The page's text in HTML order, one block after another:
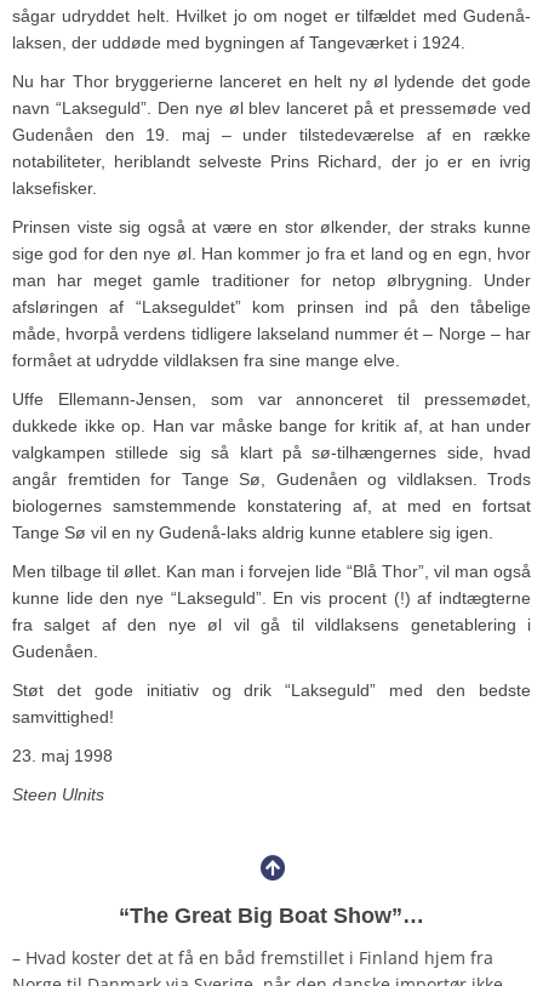
sågar udryddet helt. Hvilket jo om noget er tilfældet med Gudenå-
laksen, der uddøde med bygningen af Tangeværket i 1924.
Nu har Thor bryggerierne lanceret en helt ny øl lydende det gode
navn “Lakseguld”. Den nye øl blev lanceret på et pressemøde ved
Gudenåen den 19. maj – under tilstedeværelse af en række
notabiliteter, heriblandt selveste Prins Richard, der jo er en ivrig
laksefisker.
Prinsen viste sig også at være en stor ølkender, der straks kunne
sige god for den nye øl. Han kommer jo fra et land og en egn, hvor
man har meget gamle traditioner for netop ølbrygning. Under
afsløringen af “Lakseguldet” kom prinsen ind på den tåbelige
måde, hvorpå verdens tidligere lakseland nummer ét – Norge – har
formået at udrydde vildlaksen fra sine mange elve.
Uffe Ellemann-Jensen, som var annonceret til pressemødet,
dukkede ikke op. Han var måske bange for kritik af, at han under
valgkampen stillede sig så klart på sø-tilhængernes side, hvad
angår fremtiden for Tange Sø, Gudenåen og vildlaksen. Trods
biologernes samstemmende konstatering af, at med en fortsat
Tange Sø vil en ny Gudenå-laks aldrig kunne etablere sig igen.
Men tilbage til øllet. Kan man i forvejen lide “Blå Thor”, vil man også
kunne lide den nye “Lakseguld”. En vis procent (!) af indtægterne
fra salget af den nye øl vil gå til vildlaksens genetablering i
Gudenåen.
Støt det gode initiativ og drik “Lakseguld” med den bedste
samvittighed!
23. maj 1998
Steen Ulnits
“The Great Big Boat Show”…
– Hvad koster det at få en båd fremstillet i Finland hjem fra